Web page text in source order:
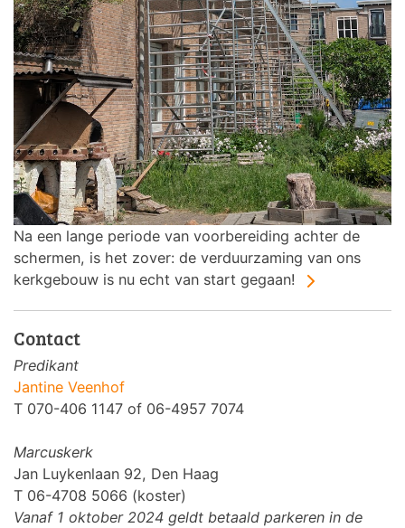
Na een lange periode van voorbereiding achter de
schermen, is het zover: de verduurzaming van ons
kerkgebouw is nu echt van start gegaan!
Contact
Predikant
Jantine Veenhof
T 070-406 1147 of 06-4957 7074
Marcuskerk
Jan Luykenlaan 92, Den Haag
T 06-4708 5066 (koster)
Vanaf 1 oktober 2024 geldt betaald parkeren in de